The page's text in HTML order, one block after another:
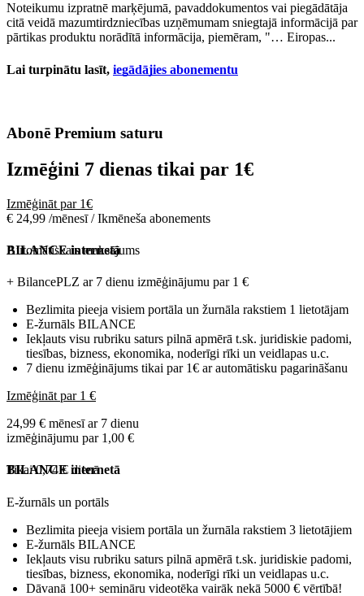
Noteikumu izpratnē marķējumā, pavaddokumentos vai piegādātāja
citā veidā mazumtirdzniecības uzņēmumam sniegtajā informācijā par
pārtikas produktu norādītā informācija, piemēram, "… Eiropas...
Lai turpinātu lasīt, iegādājies abonementu
Abonē Premium saturu
Izmēģini 7 dienas tikai par 1€
Izmēģināt par 1€
€ 24,99 /mēnesī / Ikmēneša abonements
Automātiskais maksājums
BILANCE internetā
+ BilancePLZ ar 7 dienu izmēģinājumu par 1 €
Bezlimita pieeja visiem portāla un žurnāla rakstiem 1 lietotājam
E-žurnāls BILANCE
Iekļauts visu rubriku saturs pilnā apmērā t.sk. juridiskie padomi,
tiesības, bizness, ekonomika, noderīgi rīki un veidlapas u.c.
7 dienu izmēģinājums tikai par 1€ ar automātisku pagarināšanu
Izmēģināt par 1 €
24,99 € mēnesī ar 7 dienu
izmēģinājumu par 1,00 €
Tikai 0,74 € dienā
BILANCE internetā
E-žurnāls un portāls
Bezlimita pieeja visiem portāla un žurnāla rakstiem 3 lietotājiem
E-žurnāls BILANCE
Iekļauts visu rubriku saturs pilnā apmērā t.sk. juridiskie padomi,
tiesības, bizness, ekonomika, noderīgi rīki un veidlapas u.c.
Dāvanā 100+ semināru videotēka vairāk nekā 5000 € vērtībā!